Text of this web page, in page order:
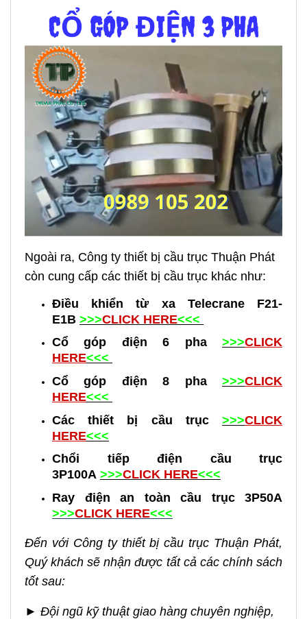
Ngoài ra, Công ty thiết bị cầu trục Thuận Phát
còn cung cấp các thiết bị cầu trục khác như:
Điều khiển từ xa Telecrane F21-
E1B >>>CLICK HERE<<<
Cổ góp điện 6 pha >>>CLICK
HERE<<<
Cổ góp điện 8 pha >>>CLICK
HERE<<<
Các thiết bị cầu trục >>>CLICK
HERE<<<
Chổi tiếp điện cầu trục
3P100A >>>CLICK HERE<<<
Ray điện an toàn cầu trục 3P50A
>>>CLICK HERE<<<
Đến với Công ty thiết bị cầu trục Thuận Phát,
Quý khách sẽ nhận được tất cả các chính sách
tốt sau:
► Đội ngũ kỹ thuật giao hàng chuyên nghiệp,